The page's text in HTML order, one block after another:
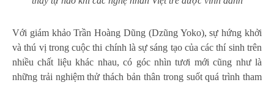
Với giám khảo Trần Hoàng Dũng (Dzũng Yoko), sự hứng khởi
và thú vị trong cuộc thi chính là sự sáng tạo của các thí sinh trên
nhiều chất liệu khác nhau, có góc nhìn tươi mới cũng như là
những trải nghiệm thử thách bản thân trong suốt quá trình tham